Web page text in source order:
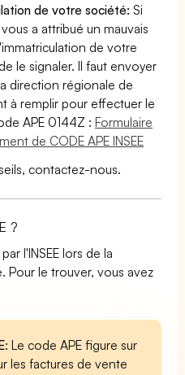
de votre société:Si
a attribué un mauvais
de votre
le signaler. Il faut envoyer
direction régionale de
à remplir pour effectuer le
APE 0144Z :Formulaire
de CODE APE INSEE
contactez-nous.
?
l'INSEE lors de la
Pour le trouver, vous avez
: Le code APE figure sur
les factures de vente